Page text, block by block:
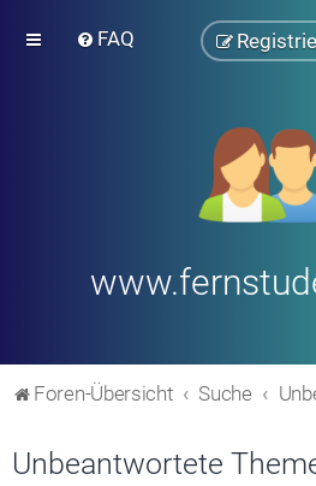
FAQ
Foren-Übersicht Suche
Unbeantwortete